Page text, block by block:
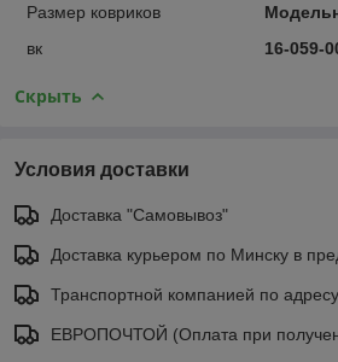
Размер ковриков
вк
16-059-
Скрыть
Условия доставки
Доставка "Самовывоз"
Доставка курьером по Минску в
Транспортной компанией по адресу
ЕВРОПОЧТОЙ (Оплата при